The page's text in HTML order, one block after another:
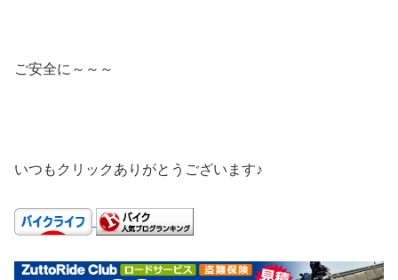
ご安全に～～～
いつもクリックありがとうございます♪